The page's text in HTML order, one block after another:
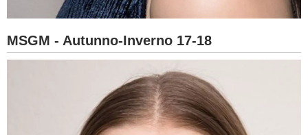
MSGM - Autunno-Inverno 17-18